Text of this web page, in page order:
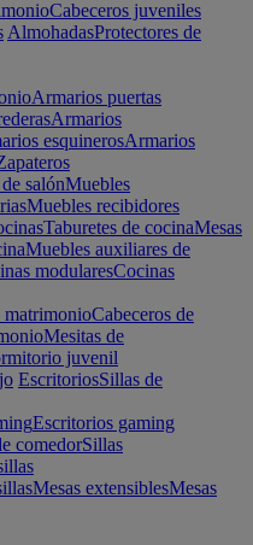
Cabeceros juveniles
AlmohadasProtectores de
Armarios puertas
Armarios
esquinerosArmarios
salónMuebles
Muebles recibidores
Taburetes de cocinaMesas
Muebles auxiliares de
modularesCocinas
matrimonioCabeceros de
Mesitas de
juvenil
EscritoriosSillas de
Escritorios gaming
comedorSillas
Mesas extensiblesMesas